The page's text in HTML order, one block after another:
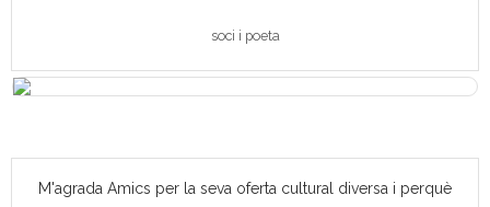
soci i poeta
M'agrada Amics per la seva oferta cultural diversa i perquè